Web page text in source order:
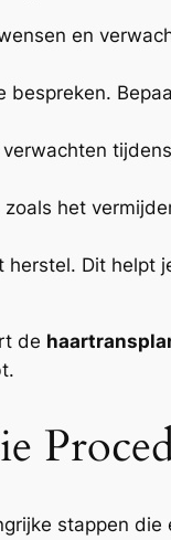
en
het
Dit helpt
de
stappen